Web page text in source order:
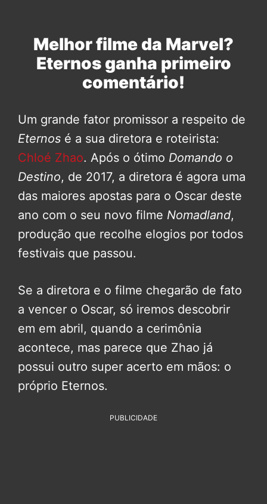
Melhor filme da Marvel?
Eternos ganha primeiro
comentário!
Um grande fator promissor a respeito de
Eternos é a sua diretora e roteirista:
Chloé Zhao. Após o ótimo Domando o
Destino, de 2017, a diretora é agora uma
das maiores apostas para o Oscar deste
ano com o seu novo filme Nomadland,
produção que recolhe elogios por todos
festivais que passou.
Se a diretora e o filme chegarão de fato
a vencer o Oscar, só iremos descobrir
em em abril, quando a cerimônia
acontece, mas parece que Zhao já
possui outro super acerto em mãos: o
próprio Eternos.
PUBLICIDADE